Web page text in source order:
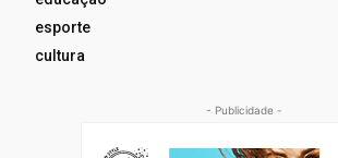
esporte
cultura
- Publicidade -